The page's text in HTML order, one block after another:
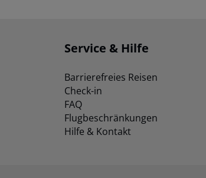
Service & Hilfe
Barrierefreies Reisen
Check-in
FAQ
Flugbeschränkungen
Hilfe & Kontakt